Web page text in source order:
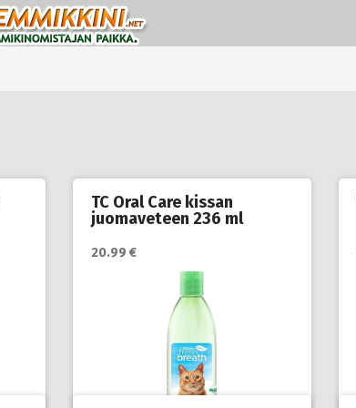
TC Oral Care kissan
juomaveteen 236 ml
20.99 €